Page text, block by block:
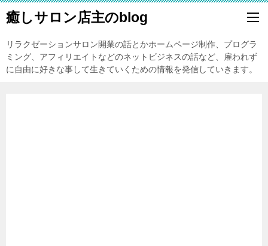
癒しサロン店主のblog
リラクゼーションサロン開業の話とかホームページ制作、プログラ
ミング、アフィリエイトなどのネットビジネスの話など、雇われず
に自由に好きな事して生きていくための情報を発信していきます。